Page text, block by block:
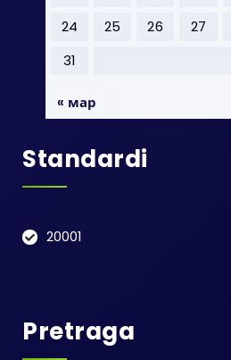
24
25 26 27
31
« мар
Standardi
20001
Pretraga